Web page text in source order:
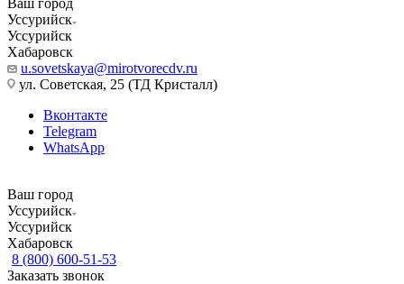
Ваш город
Уссурийск
Уссурийск
Хабаровск
u.sovetskaya@mirotvorecdv.ru
ул. Советская, 25 (ТД Кристалл)
Вконтакте
Telegram
WhatsApp
Ваш город
Уссурийск
Уссурийск
Хабаровск
8 (800) 600-51-53
Заказать звонок